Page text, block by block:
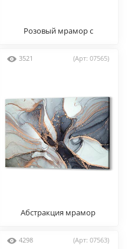
Розовый мрамор с
3521 (Арт: 07565)
Абстракция мрамор
4298 (Арт: 07563)